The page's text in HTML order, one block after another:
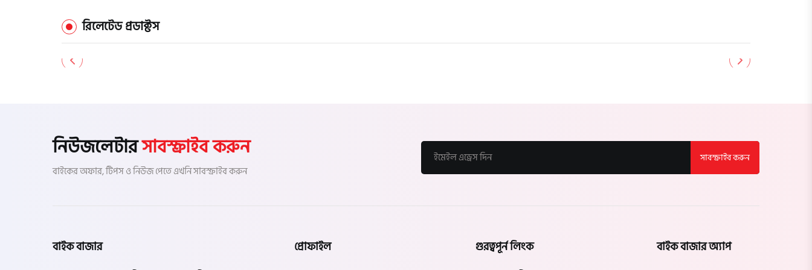
রিলেটেড প্রডাক্টস
নিউজলেটারসাবস্ক্রাইব করুন
বাইকের অফার, টিপস ও নিউজ পেতে এখনি সাবস্ক্রাইব করুন
সাবস্ক্রাইব করুন
বাইক বাজার প্রোফাইল গুরত্বপূর্ন লিংক বাইক বাজার অ্যাপ